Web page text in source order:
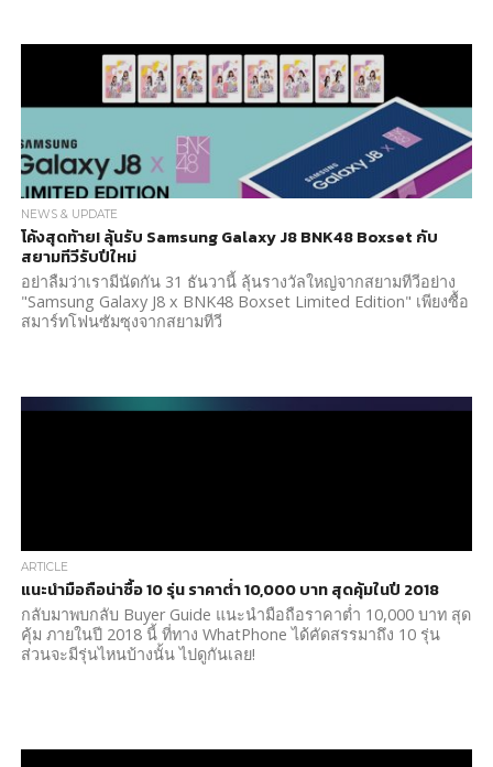
NEWS & UPDATE
โค้งสุดท้าย! ลุ้นรับ Samsung Galaxy J8 BNK48 Boxset กับ
สยามทีวีรับปีใหม่
อย่าลืมว่าเรามีนัดกัน 31 ธันวานี้ ลุ้นรางวัลใหญ่จากสยามทีวีอย่าง
"Samsung Galaxy J8 x BNK48 Boxset Limited Edition" เพียงซื้อ
สมาร์ทโฟนซัมซุงจากสยามทีวี
ARTICLE
แนะนำมือถือน่าซื้อ 10 รุ่น ราคาต่ำ 10,000 บาท สุดคุ้มในปี 2018
กลับมาพบกลับ Buyer Guide แนะนำมือถือราคาต่ำ 10,000 บาท สุด
คุ้ม ภายในปี 2018 นี้ ที่ทาง WhatPhone ได้คัดสรรมาถึง 10 รุ่น
ส่วนจะมีรุ่นไหนบ้างนั้น ไปดูกันเลย!